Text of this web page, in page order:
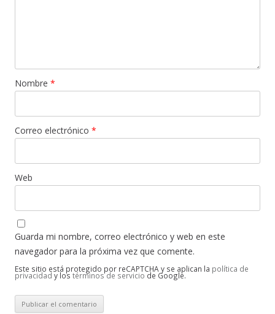
Nombre *
Correo electrónico *
Web
Guarda mi nombre, correo electrónico y web en este
navegador para la próxima vez que comente.
Este sitio está protegido por reCAPTCHA y se aplican la política de
privacidad y los términos de servicio de Google.